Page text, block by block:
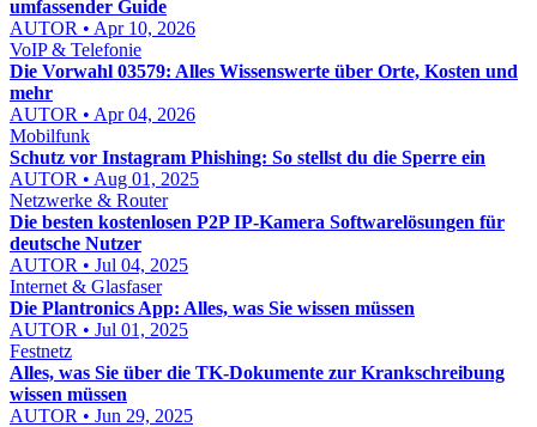
umfassender Guide
AUTOR • Apr 10, 2026
VoIP & Telefonie
Die Vorwahl 03579: Alles Wissenswerte über Orte, Kosten und
mehr
AUTOR • Apr 04, 2026
Mobilfunk
Schutz vor Instagram Phishing: So stellst du die Sperre ein
AUTOR • Aug 01, 2025
Netzwerke & Router
Die besten kostenlosen P2P IP-Kamera Softwarelösungen für
deutsche Nutzer
AUTOR • Jul 04, 2025
Internet & Glasfaser
Die Plantronics App: Alles, was Sie wissen müssen
AUTOR • Jul 01, 2025
Festnetz
Alles, was Sie über die TK-Dokumente zur Krankschreibung
wissen müssen
AUTOR • Jun 29, 2025